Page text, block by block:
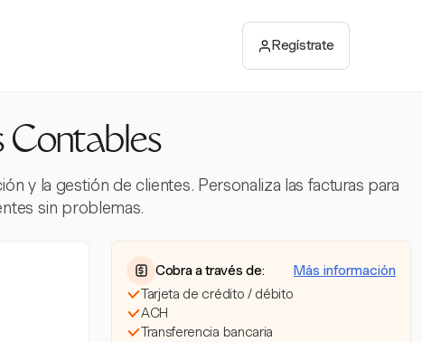
Regístrate
Contables
y la gestión de clientes. Personaliza las facturas para
sin problemas.
Cobra a través de:
Más información
Tarjeta de crédito / débito
ACH
Transferencia bancaria